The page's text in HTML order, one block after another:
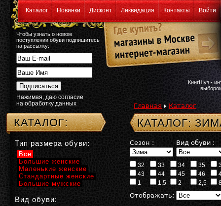
Каталог Новинки Дисконт Ликвидация Контакты Войти
Чтобы узнать о новом
поступлении обуви подпишитесь
на рассылку:
Нажимая, даю согласие
на обработку данных
КингШуз -
Главная Каталог
КАТАЛОГ:
Сезон : Вид обуви :
32 33 34 35
43
44 45 46
1
1,5 2 2,5
Отображать:
КАТАЛОГ:
Тип размера обуви:
Все
Большие женские
Маленькие женские
Стандартные женские
Большие мужские
Вид обуви: